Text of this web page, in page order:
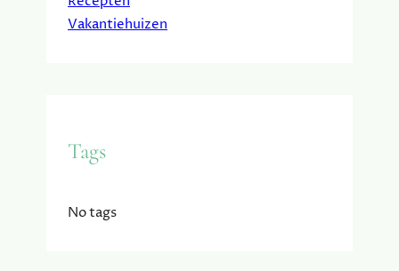
Vakantiehuizen
Tags
No tags